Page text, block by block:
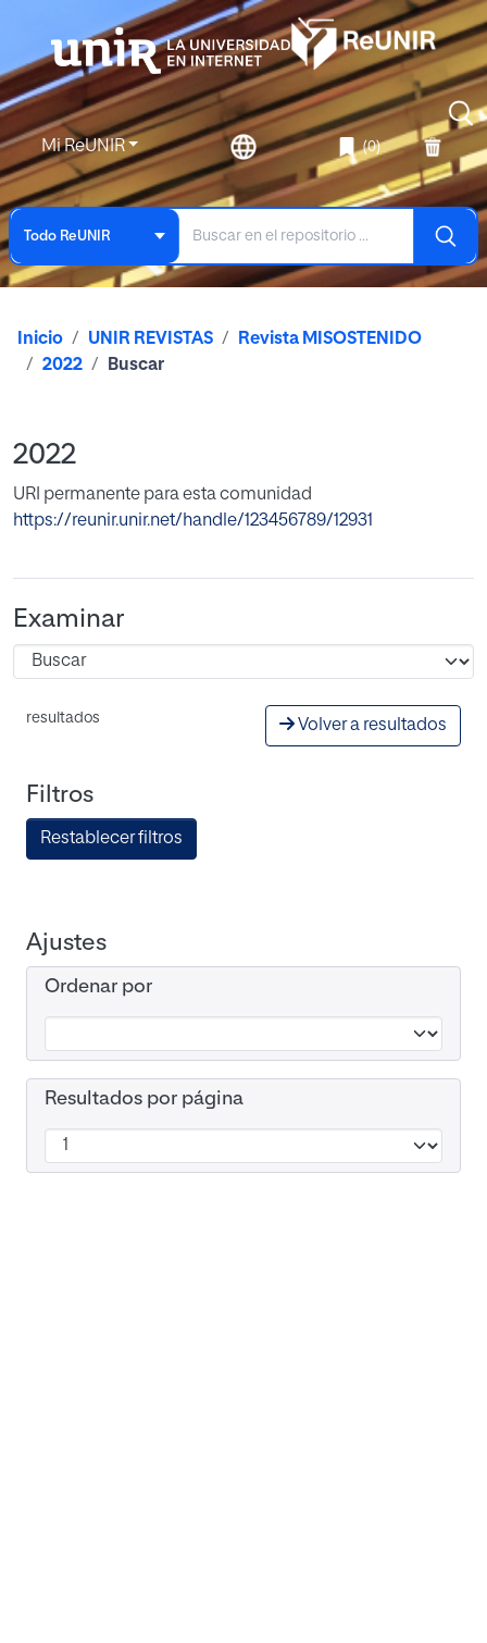
Mi ReUNIR (0)
Todo ReUNIR
Inicio UNIR REVISTAS
Revista MISOSTENIDO
2022
Buscar
2022
URI permanente para esta comunidad
https://reunir.unir.net/handle/123456789/12931
Examinar
resultados Volver a resultados
Filtros
Restablecer filtros
Ajustes
Ordenar por
Resultados por página